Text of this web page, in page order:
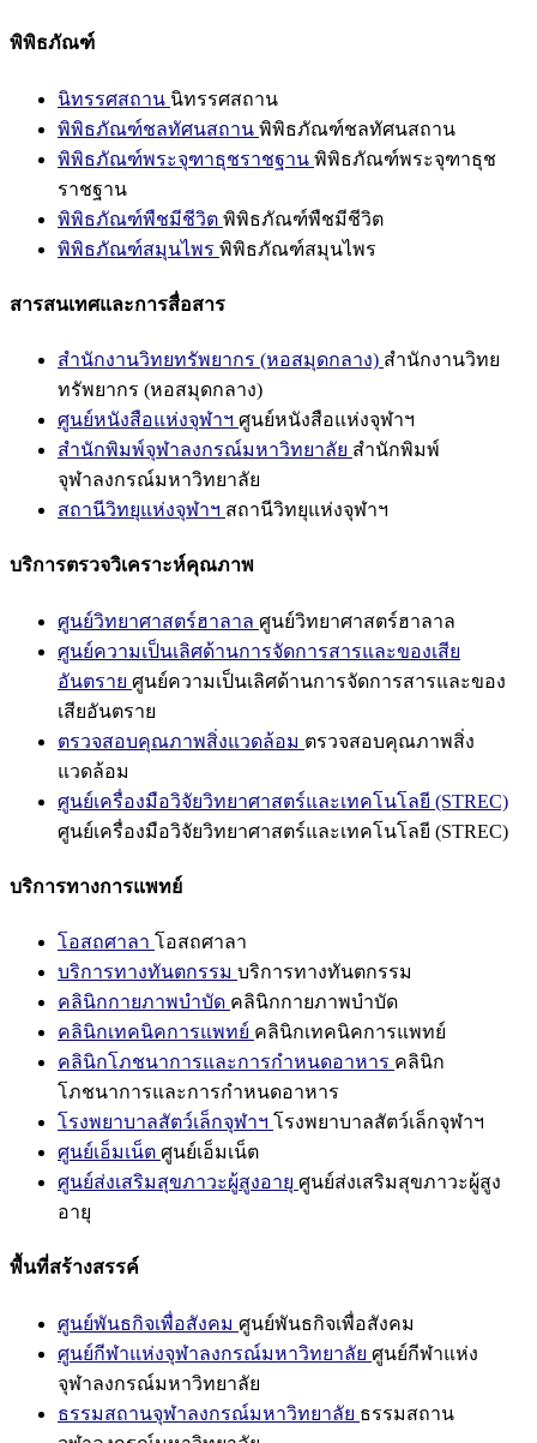
พิพิธภัณฑ์
นิทรรศสถาน นิทรรศสถาน
พิพิธภัณฑ์ชลทัศนสถาน พิพิธภัณฑ์ชลทัศนสถาน
พิพิธภัณฑ์พระจุฑาธุชราชฐาน พิพิธภัณฑ์พระจุฑาธุช
ราชฐาน
พิพิธภัณฑ์พืชมีชีวิต พิพิธภัณฑ์พืชมีชีวิต
พิพิธภัณฑ์สมุนไพร พิพิธภัณฑ์สมุนไพร
สารสนเทศและการสื่อสาร
สำนักงานวิทยทรัพยากร (หอสมุดกลาง) สำนักงานวิทย
ทรัพยากร (หอสมุดกลาง)
ศูนย์หนังสือแห่งจุฬาฯ ศูนย์หนังสือแห่งจุฬาฯ
สำนักพิมพ์จุฬาลงกรณ์มหาวิทยาลัย สำนักพิมพ์
จุฬาลงกรณ์มหาวิทยาลัย
สถานีวิทยุแห่งจุฬาฯ สถานีวิทยุแห่งจุฬาฯ
บริการตรวจวิเคราะห์คุณภาพ
ศูนย์วิทยาศาสตร์ฮาลาล ศูนย์วิทยาศาสตร์ฮาลาล
ศูนย์ความเป็นเลิศด้านการจัดการสารและของเสีย
อันตราย ศูนย์ความเป็นเลิศด้านการจัดการสารและของ
เสียอันตราย
ตรวจสอบคุณภาพสิ่งแวดล้อม ตรวจสอบคุณภาพสิ่ง
แวดล้อม
ศูนย์เครื่องมือวิจัยวิทยาศาสตร์และเทคโนโลยี (STREC)
ศูนย์เครื่องมือวิจัยวิทยาศาสตร์และเทคโนโลยี (STREC)
บริการทางการแพทย์
โอสถศาลา โอสถศาลา
บริการทางทันตกรรม บริการทางทันตกรรม
คลินิกกายภาพบำบัด คลินิกกายภาพบำบัด
คลินิกเทคนิคการแพทย์ คลินิกเทคนิคการแพทย์
คลินิกโภชนาการและการกำหนดอาหาร คลินิก
โภชนาการและการกำหนดอาหาร
โรงพยาบาลสัตว์เล็กจุฬาฯ โรงพยาบาลสัตว์เล็กจุฬาฯ
ศูนย์เอ็มเน็ต ศูนย์เอ็มเน็ต
ศูนย์ส่งเสริมสุขภาวะผู้สูงอายุ ศูนย์ส่งเสริมสุขภาวะผู้สูง
อายุ
พื้นที่สร้างสรรค์
ศูนย์พันธกิจเพื่อสังคม ศูนย์พันธกิจเพื่อสังคม
ศูนย์กีฬาแห่งจุฬาลงกรณ์มหาวิทยาลัย ศูนย์กีฬาแห่ง
จุฬาลงกรณ์มหาวิทยาลัย
ธรรมสถานจุฬาลงกรณ์มหาวิทยาลัย ธรรมสถาน